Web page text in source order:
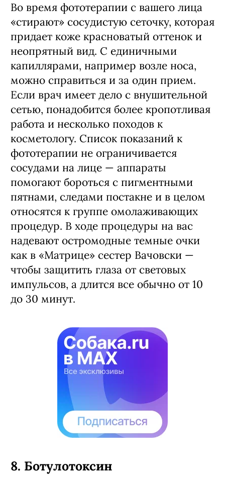
Во время фототерапии с вашего лица
«стирают» сосудистую сеточку, которая
придает коже красноватый оттенок и
неопрятный вид. С единичными
капиллярами, например возле носа,
можно справиться и за один прием.
Если врач имеет дело с внушительной
сетью, понадобится более кропотливая
работа и несколько походов к
косметологу. Список показаний к
фототерапии не ограничивается
сосудами на лице — аппараты
помогают бороться с пигментными
пятнами, следами постакне и в целом
относятся к группе омолаживающих
процедур. В ходе процедуры на вас
надевают остромодные темные очки
как в «Матрице» сестер Вачовски —
чтобы защитить глаза от световых
импульсов, а длится все обычно от 10
до 30 минут.
8. Ботулотоксин